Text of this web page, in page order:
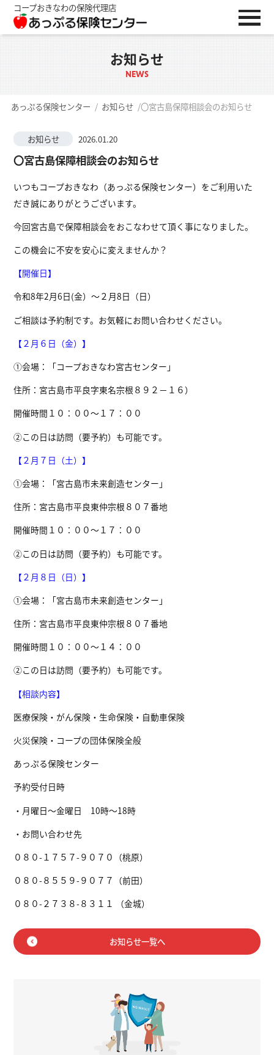
コープおきなわの保険代理店
お知らせ
NEWS
あっぷる保険センター / お知らせ /〇宮古島保障相談会のお知らせ
お知らせ 2026.01.20
〇宮古島保障相談会のお知らせ
いつもコープおきなわ（あっぷる保険センター）をご利用いた
だき誠にありがとうございます。
今回宮古島で保障相談会をおこなわせて頂く事になりました。
この機会に不安を安心に変えませんか？
【開催日】
令和8年2月6日(金）～２月8日（日）
ご相談は予約制です。お気軽にお問い合わせください。
【２月６日（金）】
①会場：「コープおきなわ宮古センター」
住所：宮古島市平良字東名宗根８９２－１６）
開催時間１０：００～１７：００
②この日は訪問（要予約）も可能です。
【２月７日（土）】
①会場：「宮古島市未来創造センター」
住所：宮古島市平良東仲宗根８０７番地
開催時間１０：００～１７：００
②この日は訪問（要予約）も可能です。
【２月８日（日）】
①会場：「宮古島市未来創造センター」
住所：宮古島市平良東仲宗根８０７番地
開催時間１０：００～１４：００
②この日は訪問（要予約）も可能です。
【相談内容】
医療保険・がん保険・生命保険・自動車保険
火災保険・コープの団体保険全般
あっぷる保険センター
予約受付日時
・月曜日～金曜日 10時～18時
・お問い合わせ先
０８０-１７５７-９０７０（桃原）
０８０-８５５９-９０７７（前田）
０８０-２７３８-８３１１ （金城）
お知らせ一覧へ